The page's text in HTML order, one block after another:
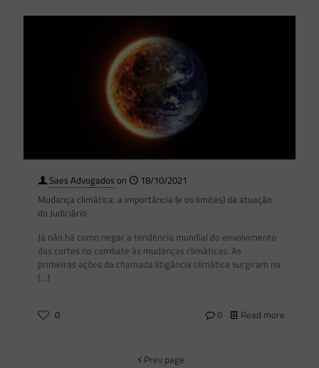
Saes Advogadoson
18/10/2021
Mudança climática: a importância (e os limites) da atuação
do Judiciário
Já não há como negar a tendência mundial do envolvimento
das cortes no combate às mudanças climáticas. As
primeiras ações da chamada litigância climática surgiram na
[…]
0 0 Read more
Prev page